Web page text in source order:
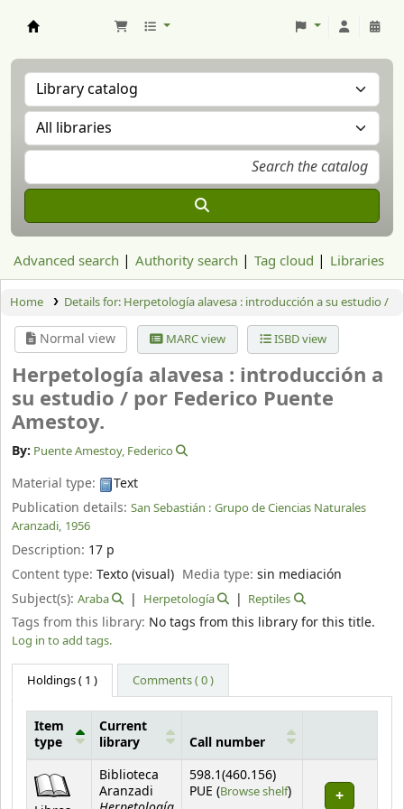
Advanced search Authority search Tag cloud Libraries
Home Details for: Herpetología alavesa : introducción a su estudio /
Normal view MARC view ISBD view
Herpetología alavesa : introducción a
su estudio / por Federico Puente
Amestoy.
By: Puente Amestoy, Federico
Material type:
Text
Publication details: San Sebastián : Grupo de Ciencias Naturales
Aranzadi, 1956
Description: 17 p
Content type: Texto (visual) Media type:sin mediación
Subject(s): Araba Herpetología Reptiles
Tags from this library: No tags from this library for this title.
Log in to add tags.
Holdings( 1 ) Comments ( 0 )
Item
type
Current
library
Call number
Biblioteca
Aranzadi
598.1(460.156)
PUE (Browse shelf(Opens below)
)